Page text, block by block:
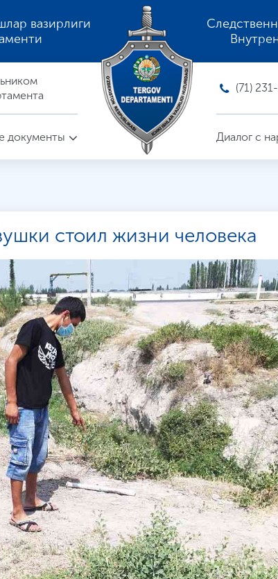
вазирлиги
(71)
документы Диалог с
стоил жизни человека